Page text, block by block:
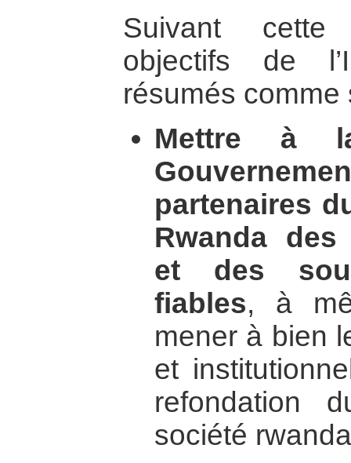
Suivant cette
objectifs de
résumés comme
Mettre à
partenaires
Rwanda
et des
fiables, à
mener à bien
et
refondation
société